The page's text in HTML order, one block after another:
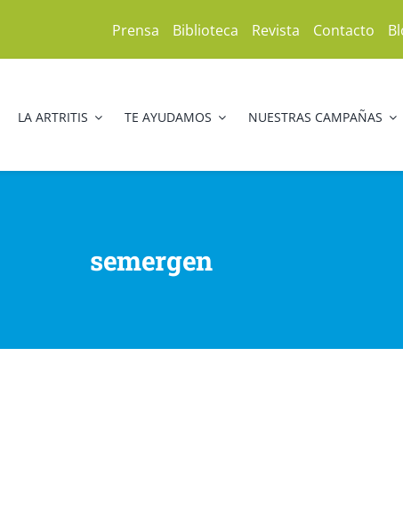
Prensa Biblioteca Revista Contacto
LA ARTRITIS TE AYUDAMOS NUESTRAS CAMPAÑAS
semergen